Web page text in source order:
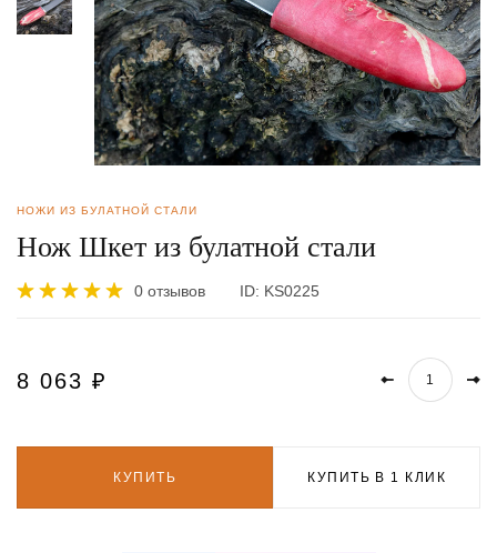
НОЖИ ИЗ БУЛАТНОЙ СТАЛИ
Нож Шкет из булатной стали
0 отзывов ID: KS0225
8 063 ₽
КУПИТЬ КУПИТЬ В 1 КЛИК